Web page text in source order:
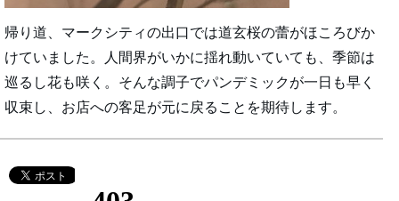
帰り道、マークシティの出口では道玄桜の蕾がほころびか
けていました。人間界がいかに揺れ動いていても、季節は
巡るし花も咲く。そんな調子でパンデミックが一日も早く
収束し、お店への客足が元に戻ることを期待します。